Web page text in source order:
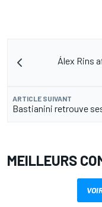
Álex Rins
ARTICLE SUIVANT
Bastianini retrouve
MEILLEURS